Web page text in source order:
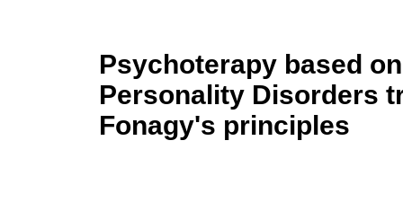
Psychoterapy based
Personality Disorders
Fonagy's principles